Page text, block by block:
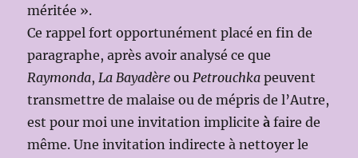
méritée ».
Ce rappel fort opportunément placé en fin de
paragraphe, après avoir analysé ce que
Raymonda,La Bayadère ouPetrouchka peuvent
transmettre de malaise ou de mépris de l’Autre,
est pour moi une invitation implicite àfaire de
même. Une invitation indirecte à nettoyer le